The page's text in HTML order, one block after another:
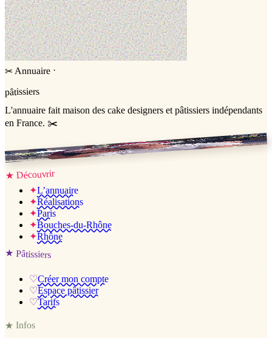
✂ Annuaire ·
pâtissiers
L'annuaire fait maison des cake designers et pâtissiers indépendants
en France. ✂️
Jessica & Jérémy ♡
★ Découvrir
✦L’annuaire
✦Réalisations
✦Paris
✦Bouches-du-Rhône
✦Rhône
★ Pâtissiers
♡Créer mon compte
♡Espace pâtissier
♡Tarifs
★Infos